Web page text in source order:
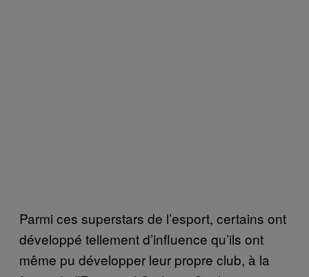
Parmi ces superstars de l’esport, certains ont
développé tellement d’influence qu’ils ont
même pu développer leur propre club, à la